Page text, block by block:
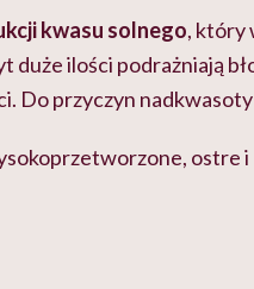
kwasu solnego, który
duże ilości podrażniają
Do przyczyn nadkwasoty
ostre i